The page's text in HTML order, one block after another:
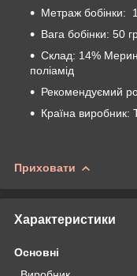
Метраж бобінки:
Вага бобінки: 50
Склад: 14%
поліамід
Рекомендуємий
Країна виробник:
Приховати
Характеристики
Основні